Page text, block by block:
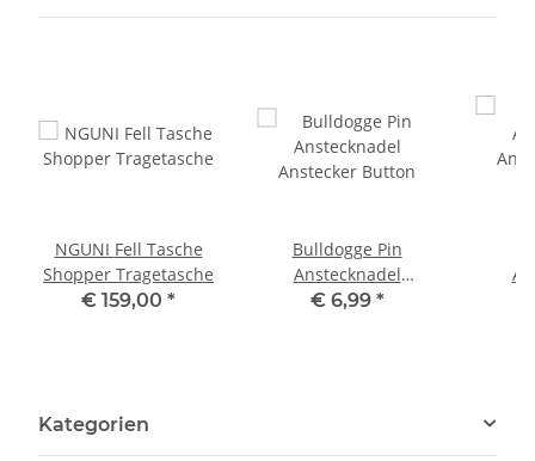
NGUNI Fell Tasche
Shopper Tragetasche
€ 159,00 *
Bulldogge Pin
Anstecknadel
Anstecker Button
€ 6,99 *
Kategorien